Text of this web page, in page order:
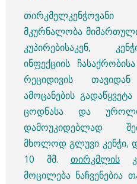
მკურნალობა
კუპირებისაკენ,
ინფექციის
რეციდივის
ამოცანების
ცოდნასა და
დამოუკიდებლად
მხოლოდ გლუვი კენჭი,
10 მმ. თირკმლის
მოცილება ნაჩვენებია